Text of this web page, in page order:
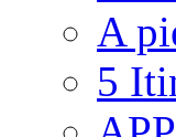
A
5